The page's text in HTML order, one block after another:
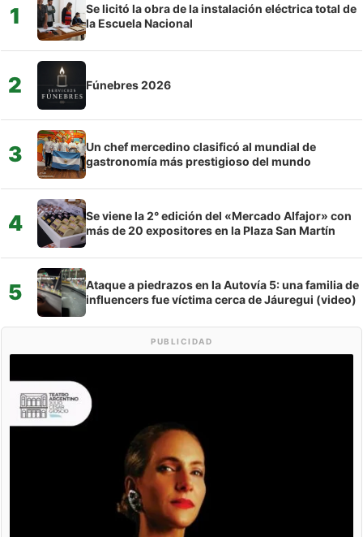
1
Se licitó la obra de la instalación eléctrica total de
la Escuela Nacional
2 Fúnebres 2026
3
Un chef mercedino clasificó al mundial de
gastronomía más prestigioso del mundo
4
Se viene la 2° edición del «Mercado Alfajor» con
más de 20 expositores en la Plaza San Martín
5
Ataque a piedrazos en la Autovía 5: una familia de
influencers fue víctima cerca de Jáuregui (video)
PUBLICIDAD